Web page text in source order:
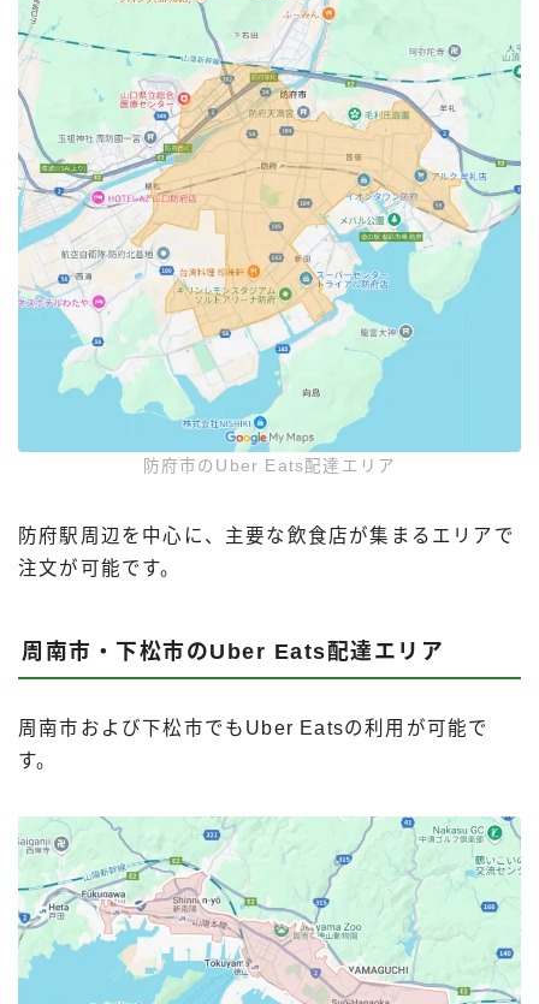
防府市のUber Eats配達エリア
防府駅周辺を中心に、主要な飲食店が集まるエリアで
注文が可能です。
周南市・下松市のUber Eats配達エリア
周南市および下松市でもUber Eatsの利用が可能で
す。